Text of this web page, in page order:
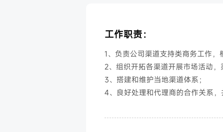
工作职责：
1、负责公司渠道支持类商务工作
2、组织开拓各渠道开展市场活动
3、搭建和维护当地渠道体系；
4、良好处理和代理商的合作关系